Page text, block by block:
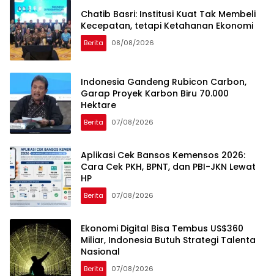
Chatib Basri: Institusi Kuat Tak Membeli
Kecepatan, tetapi Ketahanan Ekonomi
Berita 08/08/2026
Indonesia Gandeng Rubicon Carbon,
Garap Proyek Karbon Biru 70.000
Hektare
Berita 07/08/2026
Aplikasi Cek Bansos Kemensos 2026:
Cara Cek PKH, BPNT, dan PBI-JKN Lewat
HP
Berita 07/08/2026
Ekonomi Digital Bisa Tembus US$360
Miliar, Indonesia Butuh Strategi Talenta
Nasional
Berita 07/08/2026